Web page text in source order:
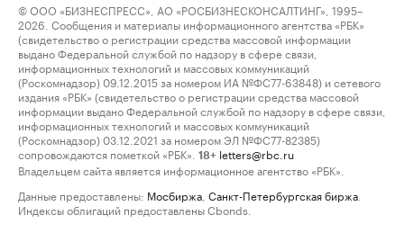
© ООО «БИЗНЕСПРЕСС», АО «РОСБИЗНЕСКОНСАЛТИНГ», 1995–
2026. Сообщения и материалы информационного агентства «РБК»
(свидетельство о регистрации средства массовой информации
выдано Федеральной службой по надзору в сфере связи,
информационных технологий и массовых коммуникаций
(Роскомнадзор) 09.12.2015 за номером ИА №ФС77-63848) и сетевого
издания «РБК» (свидетельство о регистрации средства массовой
информации выдано Федеральной службой по надзору в сфере связи,
информационных технологий и массовых коммуникаций
(Роскомнадзор) 03.12.2021 за номером ЭЛ №ФС77-82385)
сопровождаются пометкой «РБК».
18+ letters@rbc.ru
Владельцем сайта является информационное агентство «РБК».
Данные предоставлены: Мосбиржа Санкт-Петербургская биржа
Индексы облигаций предоставлены Cbonds.